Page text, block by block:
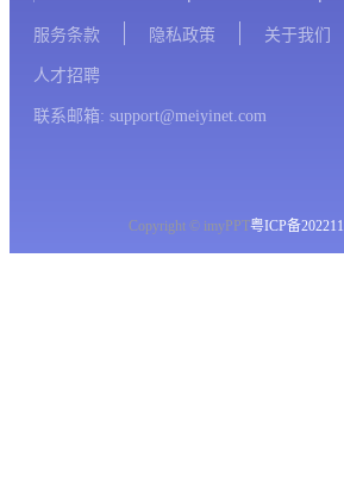
服务条款 隐私政策 关于我们
人才招聘
联系邮箱: support@meiyinet.com
Copyright © imyPPT粤ICP备